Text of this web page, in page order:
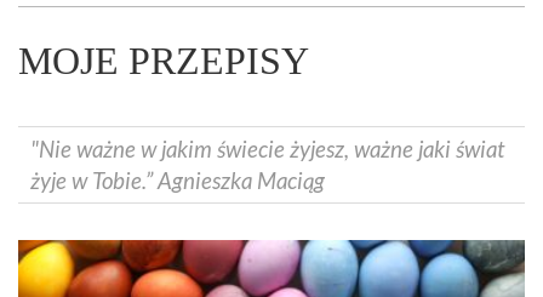
MOJE PRZEPISY
"Nie ważne w jakim świecie żyjesz, ważne jaki świat
żyje w Tobie.” Agnieszka Maciąg